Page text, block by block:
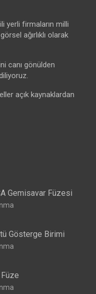
yerli firmaların milli
ağırlıklı olarak
canı gönülden
açık kaynaklardan
Gemisavar Füzesi
Gösterge Birimi